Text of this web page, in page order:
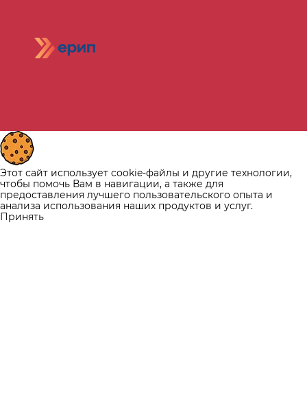
Этот сайт использует cookie-файлы и другие технологии,
чтобы помочь Вам в навигации, а также для
предоставления лучшего пользовательского опыта и
анализа использования наших продуктов и услуг.
Принять